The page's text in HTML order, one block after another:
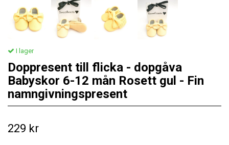
I lager
Doppresent till flicka - dopgåva
Babyskor 6-12 mån Rosett gul - Fin
namngivningspresent
229 kr